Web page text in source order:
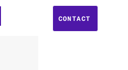
CONTACT